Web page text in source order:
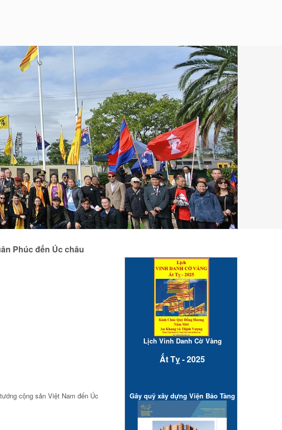
Phúc đến Úc châu
cộng sản Việt Nam đến Úc
Lịch Vinh Danh Cờ Vàng
Ất Tỵ - 2025
Gây quỹ xây dựng Viện Bảo Tàng